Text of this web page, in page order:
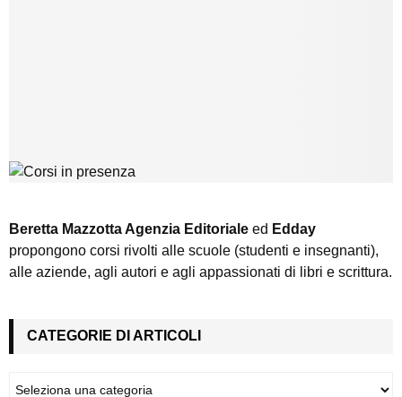
Beretta Mazzotta Agenzia Editoriale ed Edday
propongono corsi rivolti alle scuole (studenti e insegnanti),
alle aziende, agli autori e agli appassionati di libri e scrittura.
CATEGORIE DI ARTICOLI